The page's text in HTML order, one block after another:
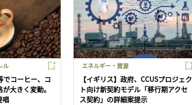
ル
でコーヒー、コ
大きく変動。
唱
エネルギー・資源
【イギリス】政府、CCUSプロジェク
ト向け新契約モデル「移行期アクセ
ス契約」の詳細案提示